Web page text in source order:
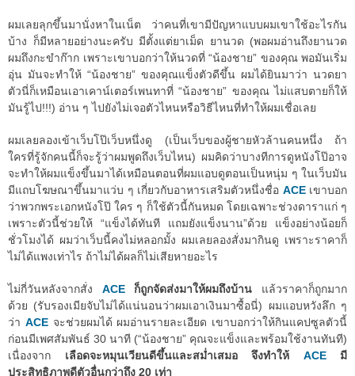
ผมเลยลุกขึ้นมานั่งหาในเน็ต ว่าคนที่เขามีปัญหาแบบผมเขาใช้อะไรกัน
บ้าง ก็มีหลายอย่างนะครับ มีตั้งแต่ยาเม็ด ยานวด (พอผมอ่านถึงยานวด
ผมถึงกะขำก๊าก เพราะเขาบอกว่าให้นวดที่ “น้องชาย” ของคุณ พอมันเริ่ม
อุ่น มันจะทำให้ “น้องชาย” ของคุณแข็งตัวดีขึ้น ผมได้ยินมาว่า นวดยา
ตัวนี่ก็เหมือนเอาเคาน์เตอร์เพนทาที่ “น้องชาย” ของคุณ ไม่แสบตายก็ให้
มันรู้ไป!!!) อ่าน ๆ ไปยังไม่เจอตัวไหนหรือวิธีไหนที่ทำให้ผมเชื่อเลย
ผมเลยลองเข้าเว็บโป๊เว็บหนึ่งดู (เป็นเว็บของผู้ชายหัวล้านคนหนึ่ง ถ้า
ใครที่รู้จักคนนี้ก็จะรู้ว่าผมพูดถึงเว็บไหน) ผมคิดว่าบางทีการดูหนังโป๊อาจ
จะทำให้ผมแข็งขึ้นมาได้เหมือนตอนที่ผมแอบดูตอนเป็นหนุ่ม ๆ ในเว็บมัน
มีแถบโฆษณาขึ้นมาแว่บ ๆ เกี่ยวกับอาหารเสริมตัวหนึ่งชื่อ ACEเขาบอก
ว่าพวกพระเอกหนังโป๊ ใคร ๆ ก็ใช้ตัวนี้กันหมด โดยเฉพาะช่วงดาราแก่ ๆ
เพราะตัวนี้ช่วยให้ “แข็งได้ทันที แถมยังแข็งนาน”ด้วย แข็งอย่างน้อยก็
ชั่วโมงได้ ผมว่าเว็บนี้คงไม่หลอกมั้ง ผมเลยลองสั่งมากินดู เพราะราคาก็
ไม่ได้แพงเท่าไร ถ้าไม่ได้ผลก็ไม่เสียหายอะไร
ไม่กี่วันหลังจากสั่ง ACE ก็ถูกจัดส่งมาให้ผมถึงบ้าน แล้วราคาก็ถูกมาก
ด้วย (รับรองเมียจับไม่ได้แน่นอนว่าผมเอาเงินมาซื้อนี่) ผมแอบหวังลึก ๆ
ว่า ACEจะช่วยผมได้ ผมอ่านรายละเอียด เขาบอกว่าให้กินแคปซูลตัวนี้
ก่อนมีเพศสัมพันธ์ 30 นาที (“น้องชาย” คุณจะแข็งและพร้อมใช้งานทันที)
เนื่องจาก เลือดจะหมุนเวียนดีขึ้นและสม่ำเสมอ จึงทำให้ ACEมี
ประสิทธิภาพดีตัวอื่นกว่าถึง 20 เท่า